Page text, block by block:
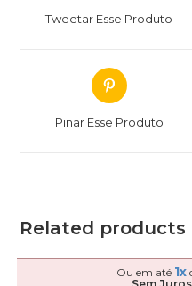
Tweetar Esse Produto
Pinar Esse Produto
Related products
Ou em até 1x